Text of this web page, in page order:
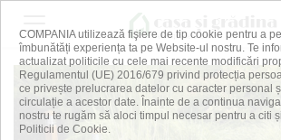
COMPANIA utilizează fişiere de tip cookie pentru a
îmbunătăți experiența ta pe Website-ul nostru. Te
actualizat politicile cu cele mai recente modificări
Regulamentul (UE) 2016/679 privind protecția
ce privește prelucrarea datelor cu caracter personal
circulație a acestor date. Înainte de a continua
nostru te rugăm să aloci timpul necesar pentru a citi
Politicii de Cookie.